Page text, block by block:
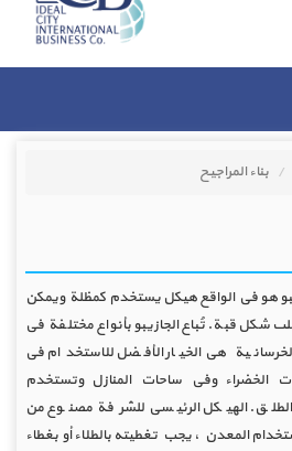
بناء المراجيح
هو في الواقع هيكل يستخدم كمظلة ويمكن
قبة. تُباع الجازيبو بأنواع مختلفة في
هي الخيار الأفضل للاستخدام في
الخضراء وفي ساحات المنازل وتستخدم
الهيكل الرئيسي للشرفة مصنوع من
المعدن ، يجب تغطيته بالطلاء أو بغطاء